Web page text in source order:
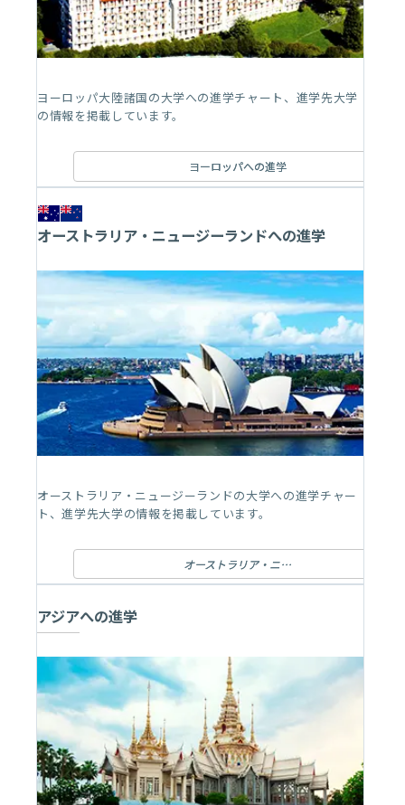
ヨーロッパ大陸諸国の大学への進学チャート、進学先大学
の情報を掲載しています。
ヨーロッパへの進学
オーストラリア・ニュージーランドへの進学
オーストラリア・ニュージーランドの大学への進学チャー
ト、進学先大学の情報を掲載しています。
オーストラリア・ニュージーランドへの進学
アジアへの進学